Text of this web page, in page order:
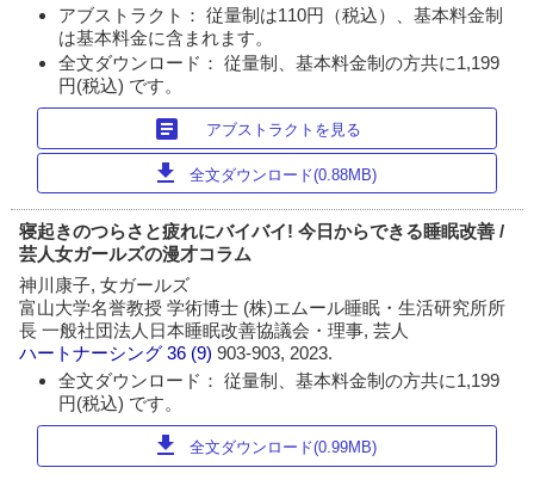
アブストラクト： 従量制は110円（税込）、基本料金制
は基本料金に含まれます。
全文ダウンロード： 従量制、基本料金制の方共に1,199
円(税込) です。
article アブストラクトを見る
download 全文ダウンロード(0.88MB)
寝起きのつらさと疲れにバイバイ! 今日からできる睡眠改善 /
芸人女ガールズの漫才コラム
神川康子, 女ガールズ
富山大学名誉教授 学術博士 (株)エムール睡眠・生活研究所所
長 一般社団法人日本睡眠改善協議会・理事, 芸人
ハートナーシング 36 (9)903-903, 2023.
全文ダウンロード： 従量制、基本料金制の方共に1,199
円(税込) です。
download 全文ダウンロード(0.99MB)